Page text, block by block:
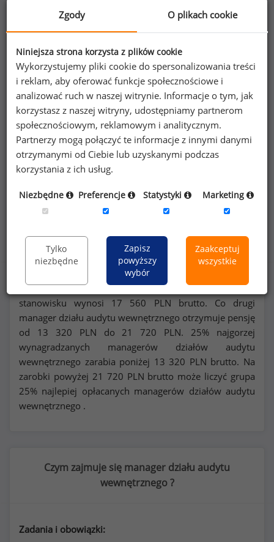
Poszukujesz szczegółowych danych o
wynagrodzeniachmanagerów działów audytu
wewnętrznegolub na innych stanowiskach?
Dowiedz się więcej
Wykorzystaj kod
audytu wewnętrznego
Miesięczne wynagrodzenie całkowite ( mediana*) na tym
stanowisku wynosi 17 560 PLN brutto. Co drugi
manager działu audytu wewnętrznego otrzymuje pensję
od 13 320 PLN do 21 720 PLN. 25% najgorzej
wynagradzanych managerów działów audytu
wewnętrznego zarabia poniżej 13 320 PLN brutto. Na
zarobki powyżej 21 720 PLN brutto może liczyć grupa
25% najlepiej opłacanych managerów działów audytu
wewnętrznego .
Czym zajmuje się manager działu audytu
wewnętrznego ?
Zadania i obowiązki:
Zgody O plikach cookie
Niniejsza strona korzysta z plików cookie
Wykorzystujemy pliki cookie do spersonalizowania treści
i reklam, aby oferować funkcje społecznościowe i
analizować ruch w naszej witrynie. Informacje o tym, jak
korzystasz z naszej witryny, udostępniamy partnerom
społecznościowym, reklamowym i analitycznym.
Partnerzy mogą połączyć te informacje z innymi danymi
otrzymanymi od Ciebie lub uzyskanymi podczas
korzystania z ich usług.
Niezbędne Preferencje Statystyki Marketing
Tylko
niezbędne
Zapisz
powyższy
wybór
Zaakceptuj
wszystkie